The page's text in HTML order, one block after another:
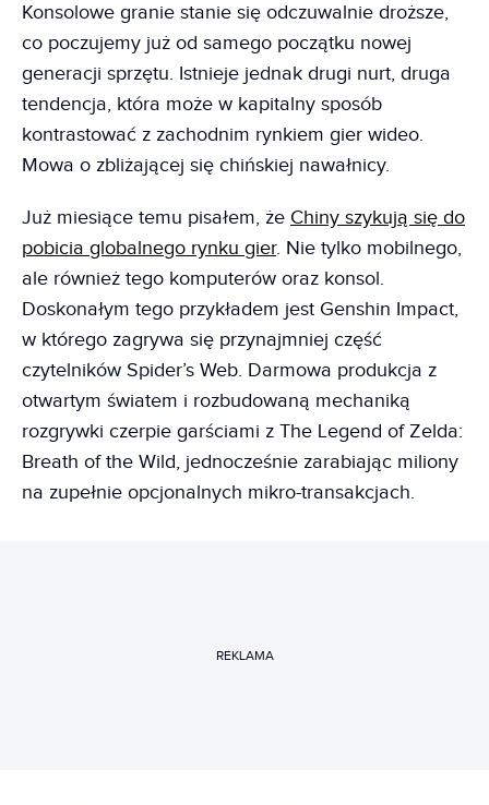
Konsolowe granie stanie się odczuwalnie droższe,
co poczujemy już od samego początku nowej
generacji sprzętu. Istnieje jednak drugi nurt, druga
tendencja, która może w kapitalny sposób
kontrastować z zachodnim rynkiem gier wideo.
Mowa o zbliżającej się chińskiej nawałnicy.
Już miesiące temu pisałem, że Chiny szykują się do
pobicia globalnego rynku gier. Nie tylko mobilnego,
ale również tego komputerów oraz konsol.
Doskonałym tego przykładem jest Genshin Impact,
w którego zagrywa się przynajmniej część
czytelników Spider’s Web. Darmowa produkcja z
otwartym światem i rozbudowaną mechaniką
rozgrywki czerpie garściami z The Legend of Zelda:
Breath of the Wild, jednocześnie zarabiając miliony
na zupełnie opcjonalnych mikro-transakcjach.
REKLAMA